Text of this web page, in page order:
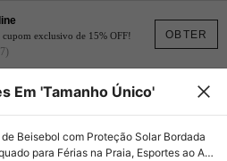
OBTER
exclusivo de 15% OFF!
Em 'Tamanho Único'
Beisebol com Proteção Solar Bordada
para Férias na Praia, Esportes ao Ar